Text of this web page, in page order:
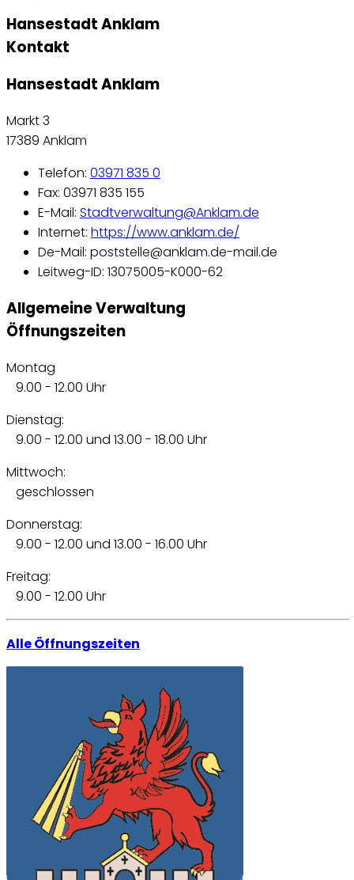
Hansestadt Anklam
Kontakt
Hansestadt Anklam
Markt 3
17389 Anklam
Telefon: 03971 835 0
Fax: 03971 835 155
E-Mail: Stadtverwaltung@Anklam.de
Internet: https://www.anklam.de/
De-Mail: poststelle@anklam.de-mail.de
Leitweg-ID: 13075005-K000-62
Allgemeine Verwaltung
Öffnungszeiten
Montag
9.00 - 12.00 Uhr
Dienstag:
9.00 - 12.00 und 13.00 - 18.00 Uhr
Mittwoch:
geschlossen
Donnerstag:
9.00 - 12.00 und 13.00 - 16.00 Uhr
Freitag:
9.00 - 12.00 Uhr
Alle Öffnungszeiten